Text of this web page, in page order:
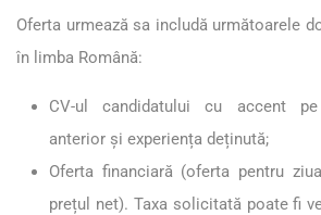
Oferta urmează sa includă următoarele
în limba Română:
CV-ul candidatului cu accent
anterior și experiența deținută;
Oferta financiară (oferta pentru
prețul net). Taxa solicitată poate fi